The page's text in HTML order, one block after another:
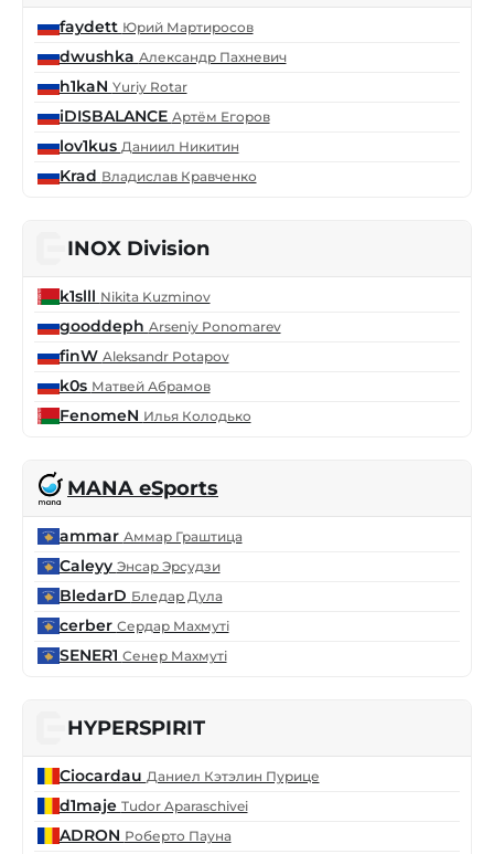
faydett Юрий Мартиросов
dwushka Александр Пахневич
h1kaN Yuriy Rotar
iDISBALANCE Артём Егоров
lov1kus Даниил Никитин
Krad Владислав Кравченко
INOX Division
k1slll Nikita Kuzminov
gooddeph Arseniy Ponomarev
finW Aleksandr Potapov
k0s Матвей Абрамов
FenomeN Илья Колодько
MANA eSports
ammar Аммар Граштица
Caleyy Энсар Эрсудзи
BledarD Бледар Дула
cerber Сердар Махмуті
SENER1 Сенер Махмуті
HYPERSPIRIT
Ciocardau Даниел Кэтэлин Пурице
d1maje Tudor Aparaschivei
ADRON Роберто Пауна